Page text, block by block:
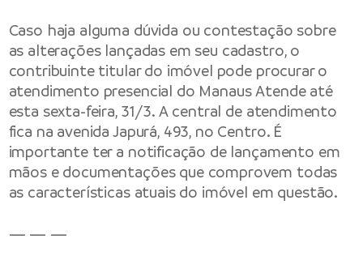
Caso haja alguma dúvida ou contestação sobre
as alterações lançadas em seu cadastro, o
contribuinte titular do imóvel pode procurar o
atendimento presencial do Manaus Atende até
esta sexta-feira, 31/3. A central de atendimento
fica na avenida Japurá, 493, no Centro. É
importante ter a notificação de lançamento em
mãos e documentações que comprovem todas
as características atuais do imóvel em questão.
— — —